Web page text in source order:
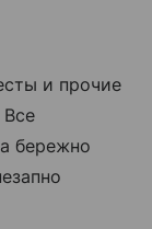
и прочие
бережно